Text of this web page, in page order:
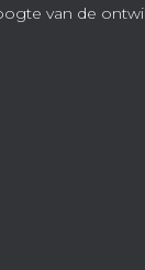
van de